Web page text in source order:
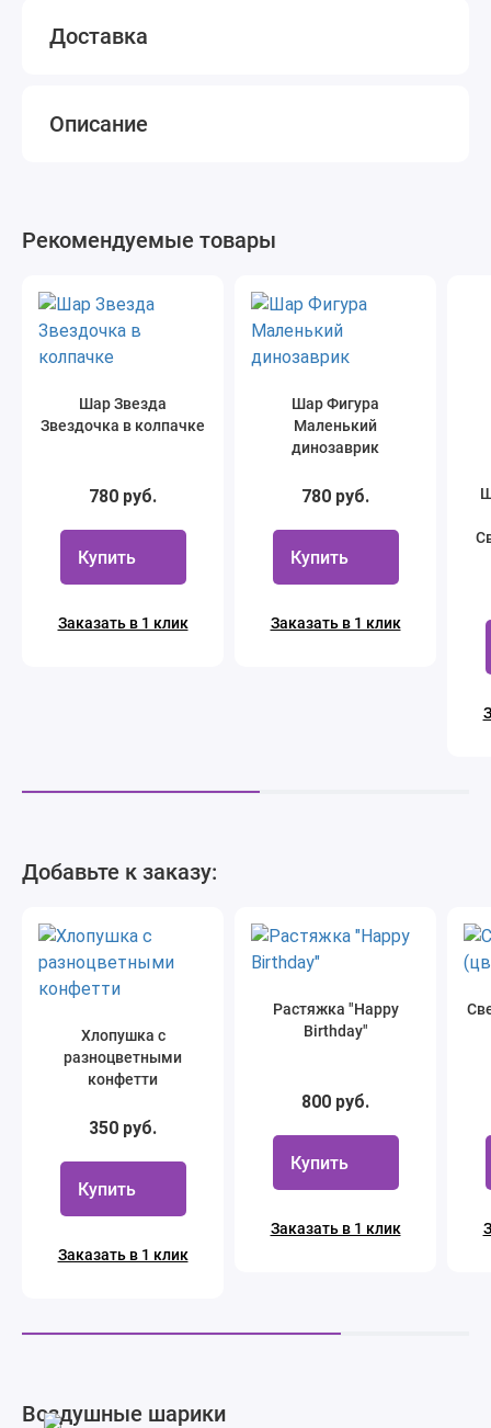
Доставка
Описание
Рекомендуемые товары
Шар Звезда
Звездочка в колпачке
780 руб.
Купить
Заказать в 1 клик
Шар Фигура
Маленький
динозаврик
780 руб.
Купить
Заказать в 1 клик
Добавьте к заказу:
Хлопушка с
разноцветными
конфетти
350 руб.
Купить
Заказать в 1 клик
Растяжка "Happy
Birthday"
800 руб.
Купить
Заказать в 1 клик
Воздушные шарики